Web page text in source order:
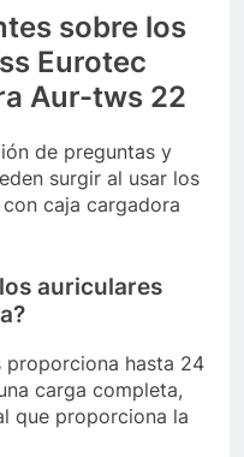
sobre los
Eurotec
Aur-tws 22
de preguntas y
surgir al usar los
caja cargadora
auriculares
proporciona hasta 24
carga completa,
que proporciona la